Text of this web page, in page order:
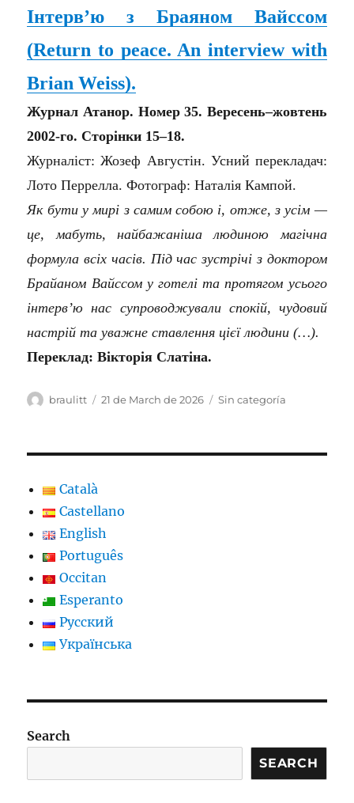
Інтерв’ю з Браяном Вайссом
(Return to peace. An interview with
Brian Weiss).
Журнал Атанор. Номер 35. Вересень–жовтень
2002-го. Сторінки 15–18.
Журналіст: Жозеф Августін. Усний перекладач:
Лото Перрелла. Фотограф: Наталія Кампой.
Як бути у мирі з самим собою і, отже, з усім —
це, мабуть, найбажаніша людиною магічна
формула всіх часів. Під час зустрічі з доктором
Брайаном Вайссом у готелі та протягом усього
інтерв’ю нас супроводжували спокій, чудовий
настрій та уважне ставлення цієї людини (…).
Переклад: Вікторія Слатіна.
Author
braulitt
Posted
21 de March de 2026 Categories
Sin categoría
Català
Castellano
English
Português
Occitan
Esperanto
Русский
Українська
Search
SEARCH